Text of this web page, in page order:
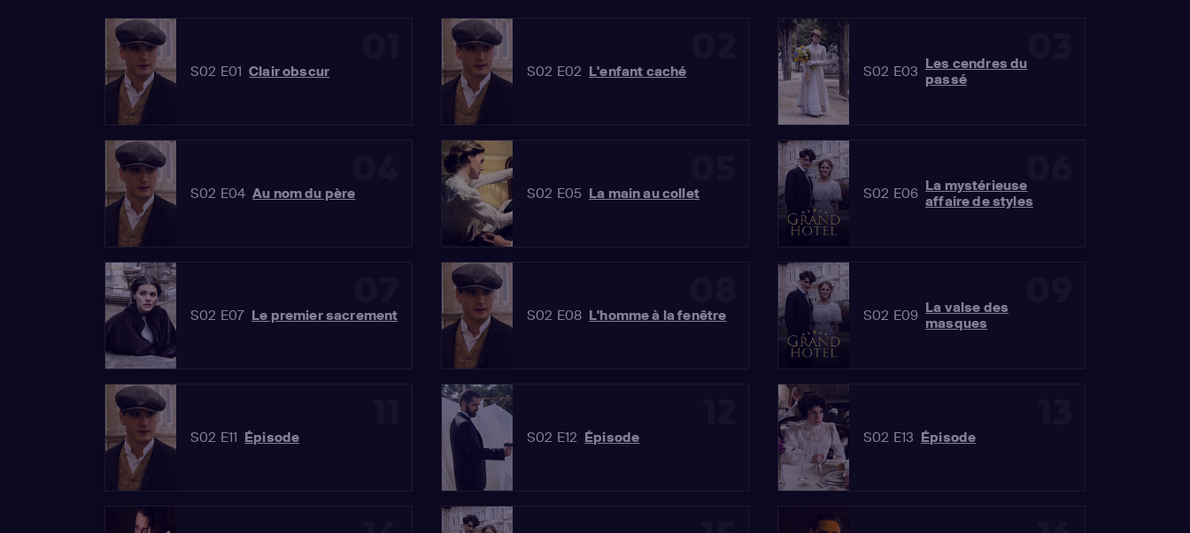
S02 E01 Clair obscur S02 E02 L'enfant caché S02 E03 Les cendres du
passé
S02 E04 Au nom du père S02 E05 La main au collet S02 E06 La mystérieuse
affaire de styles
S02 E07 Le premier sacrement S02 E08 L'homme à la fenêtre S02 E09 La valse des
masques
S02 E11 Épisode S02 E12 Épisode S02 E13 Épisode